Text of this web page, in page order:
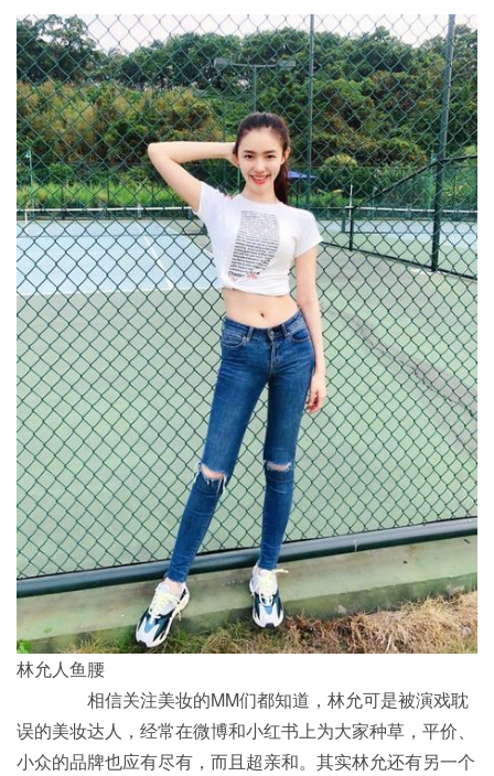
林允人鱼腰
相信关注美妆的MM们都知道，林允可是被演戏耽
误的美妆达人，经常在微博和小红书上为大家种草，平价、
小众的品牌也应有尽有，而且超亲和。其实林允还有另一个